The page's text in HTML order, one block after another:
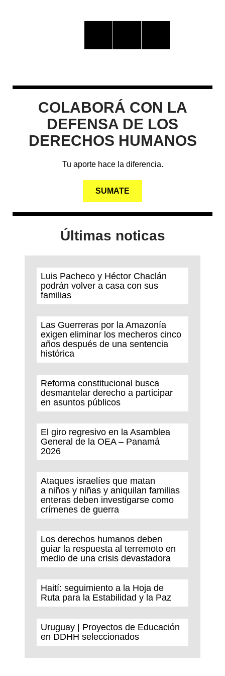
COLABORÁ CON LA
DEFENSA DE LOS
DERECHOS HUMANOS
Tu aporte hace la diferencia.
SUMATE
Últimas noticas
Luis Pacheco y Héctor Chaclán
podrán volver a casa con sus
familias
Las Guerreras por la Amazonía
exigen eliminar los mecheros cinco
años después de una sentencia
histórica
Reforma constitucional busca
desmantelar derecho a participar
en asuntos públicos
El giro regresivo en la Asamblea
General de la OEA – Panamá
2026
Ataques israelíes que matan
a niños y niñas y aniquilan familias
enteras deben investigarse como
crímenes de guerra
Los derechos humanos deben
guiar la respuesta al terremoto en
medio de una crisis devastadora
Haití: seguimiento a la Hoja de
Ruta para la Estabilidad y la Paz
Uruguay | Proyectos de Educación
en DDHH seleccionados